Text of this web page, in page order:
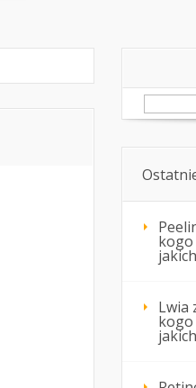
Szukaj:
kogo
Lwia
kogo